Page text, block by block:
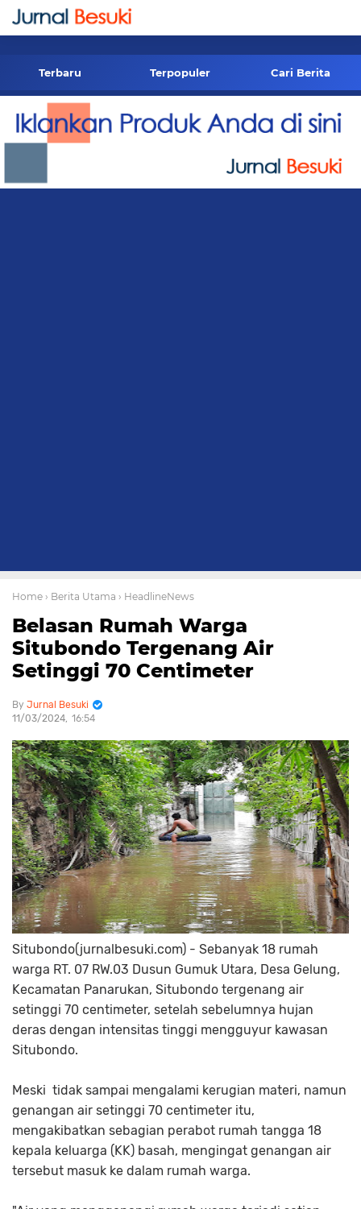
-->
Terbaru Terpopuler Cari Berita
Home › Berita Utama › HeadlineNews
Belasan Rumah Warga
Situbondo Tergenang Air
Setinggi 70 Centimeter
Jurnal Besuki
11/03/2024 16:54
Situbondo(jurnalbesuki.com) - Sebanyak 18 rumah
warga RT. 07 RW.03 Dusun Gumuk Utara, Desa Gelung,
Kecamatan Panarukan, Situbondo tergenang air
setinggi 70 centimeter, setelah sebelumnya hujan
deras dengan intensitas tinggi mengguyur kawasan
Situbondo.
Meski tidak sampai mengalami kerugian materi, namun
genangan air setinggi 70 centimeter itu,
mengakibatkan sebagian perabot rumah tangga 18
kepala keluarga (KK) basah, mengingat genangan air
tersebut masuk ke dalam rumah warga.